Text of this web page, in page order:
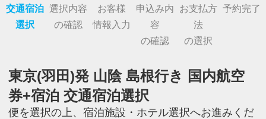
交通宿泊
選択
選択内容
の確認
お客様
情報入力
申込み内
容
の確認
お支払方
法
の選択
予約完了
東京(羽田)発 山陰 島根行き 国内航空
券+宿泊 交通宿泊選択
便を選択の上、宿泊施設・ホテル選択へお進みくだ